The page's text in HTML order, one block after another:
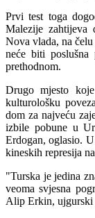
Prvi test toga
Malezije zahtijeva
Nova vlada, na
neće biti
prethodnom.
Drugo mjesto
kulturološku
dom za najveću
izbile pobune u
Erdogan, oglasio.
kineskih represija
"Turska je jedina
veoma svjesna
Alip Erkin, ujgurski